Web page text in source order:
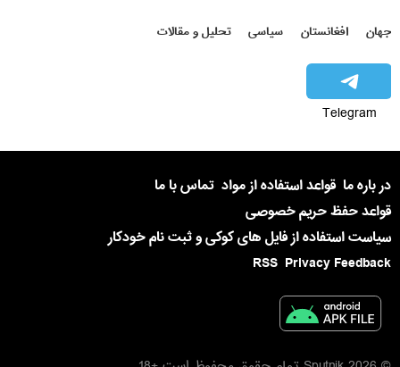
جهان افغانستان سیاسی تحلیل و مقالات
Telegram
در باره ما قواعد استفاده از مواد تماس با ما
قواعد حفظ حریم خصوصی
سیاست استفاده از فایل های کوکی و ثبت نام خودکار
Privacy Feedback
RSS